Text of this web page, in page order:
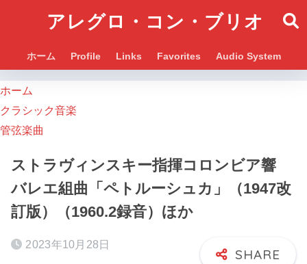
アレグロ・コン・ブリオ
ホーム Profile Links Favorites Audio System
ホーム
クラシック音楽
管弦楽曲
ストラヴィンスキー指揮コロンビア響
バレエ組曲「ペトルーシュカ」（1947改
訂版）（1960.2録音）ほか
2023年10月28日